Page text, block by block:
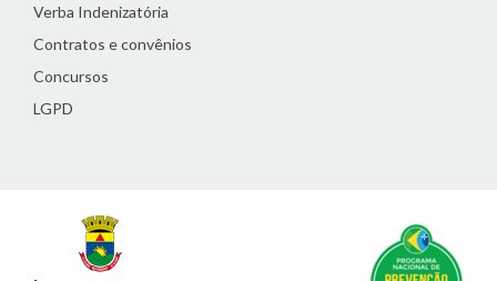
Verba Indenizatória
Contratos e convênios
Concursos
LGPD